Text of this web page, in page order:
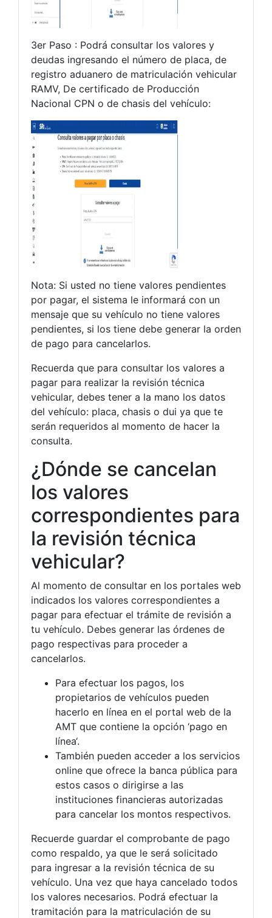
3er Paso : Podrá consultar los valores y
deudas ingresando el número de placa, de
registro aduanero de matriculación vehicular
RAMV, De certificado de Producción
Nacional CPN o de chasis del vehículo:
Nota: Si usted no tiene valores pendientes
por pagar, el sistema le informará con un
mensaje que su vehículo no tiene valores
pendientes, si los tiene debe generar la orden
de pago para cancelarlos.
Recuerda que para consultar los valores a
pagar para realizar la revisión técnica
vehicular, debes tener a la mano los datos
del vehículo: placa, chasis o dui ya que te
serán requeridos al momento de hacer la
consulta.
¿Dónde se cancelan
los valores
correspondientes para
la revisión técnica
vehicular?
Al momento de consultar en los portales web
indicados los valores correspondientes a
pagar para efectuar el trámite de revisión a
tu vehículo. Debes generar las órdenes de
pago respectivas para proceder a
cancelarlos.
Para efectuar los pagos, los
propietarios de vehículos pueden
hacerlo en línea en el portal web de la
AMT que contiene la opción ‘pago en
línea‘.
También pueden acceder a los servicios
online que ofrece la banca pública para
estos casos o dirigirse a las
instituciones financieras autorizadas
para cancelar los montos respectivos.
Recuerde guardar el comprobante de pago
como respaldo, ya que le será solicitado
para ingresar a la revisión técnica de su
vehículo. Una vez que haya cancelado todos
los valores necesarios. Podrá efectuar la
tramitación para la matriculación de su